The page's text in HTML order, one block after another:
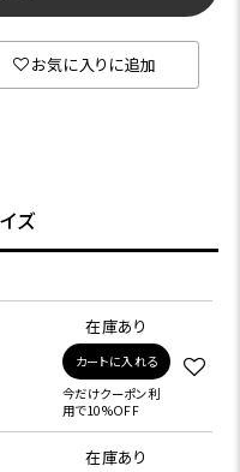
お気に入りに追加
ズ
在庫あり
カートに入れる
今だけクーポン利
用で10%OFF
在庫あり